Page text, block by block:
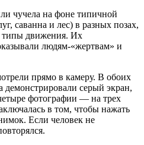
чучела на фоне типичной
саванна и лес) в разных позах,
типы движения. Их
людям-«жертвам» и
прямо в камеру. В обоих
демонстрировали серый экран,
фотографии — на трех
в том, чтобы нажать
Если человек не